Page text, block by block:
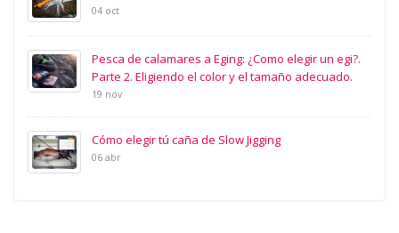
04 oct
Pesca de calamares a Eging: ¿Como elegir un egi?.
Parte 2. Eligiendo el color y el tamaño adecuado.
19 nov
Cómo elegir tú caña de Slow Jigging
06 abr